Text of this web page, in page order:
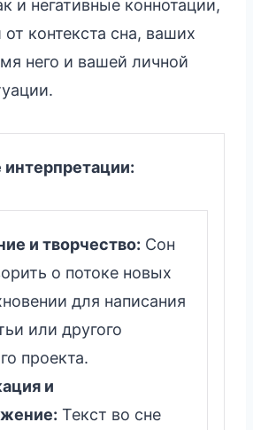
и негативные коннотации,
контекста сна, ваших
него и вашей личной
и творчество: Сон
о потоке новых
для написания
или другого
проекта.
и
Текст во сне